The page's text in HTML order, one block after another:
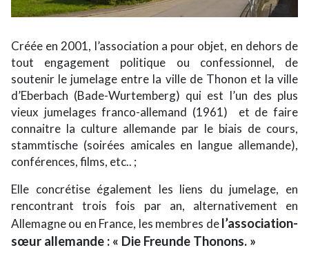
Créée en 2001, l’association a pour objet, en dehors de
tout engagement politique ou confessionnel, de
soutenir le jumelage entre la ville de Thonon et la ville
d’Eberbach (Bade-Wurtemberg) qui est l’un des plus
vieux jumelages franco-allemand (1961) et de faire
connaitre la culture allemande par le biais de cours,
stammtische (soirées amicales en langue allemande),
conférences, films, etc.. ;
Elle concrétise également les liens du jumelage, en
rencontrant trois fois par an, alternativement en
Allemagne ou en France, les membres del’association-
sœur allemande : « Die Freunde Thonons. »